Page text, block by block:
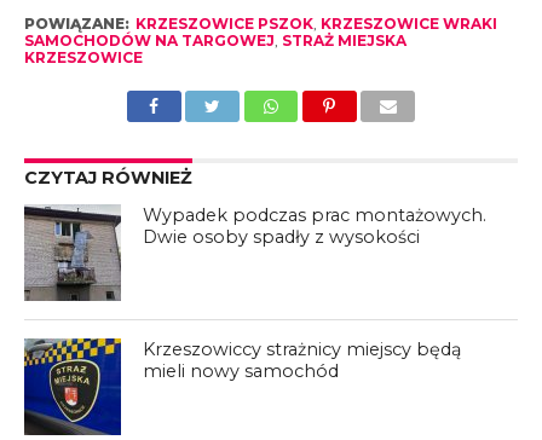
POWIĄZANE: KRZESZOWICE PSZOK, KRZESZOWICE WRAKI
SAMOCHODÓW NA TARGOWEJ STRAŻ MIEJSKA
KRZESZOWICE
CZYTAJ RÓWNIEŻ
Wypadek podczas prac montażowych.
Dwie osoby spadły z wysokości
Krzeszowiccy strażnicy miejscy będą
mieli nowy samochód